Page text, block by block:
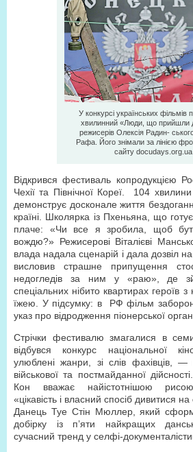
У конкурсі українських фільмів
хвилинний «Люди, що прийшли
режисерів Олексія Радин-
Рафа. Його знімали за лінією
сайту docudays.org.ua
Відкрився фестиваль копродукцією
Чехії та Північної Кореї. 104
демонструє досконале життя
країні. Школярка із Пхеньяна, що
плаче: «Чи все я зробила, щоб
вождю?» Режисерові Віталієві
влада надала сценарій і дала дозвіл
висловив страшне припущення
недогледів за ним у «раю», де
спеціальних нібито квартирах героїв з
їжею. У підсумку: в РФ фільм
указ про відродження піонерської
Стрічки фестивалю змагалися в
відбувся конкурс національної
улюблені жанри, зі слів фахівців, —
військової та постмайданної
Кон вважає найістотнішою рисою
«цікавість і власний спосіб дивитися на
Данець Туе Стін Мюллер, який
добірку із п’яти найкращих
сучасний тренд у селфі-